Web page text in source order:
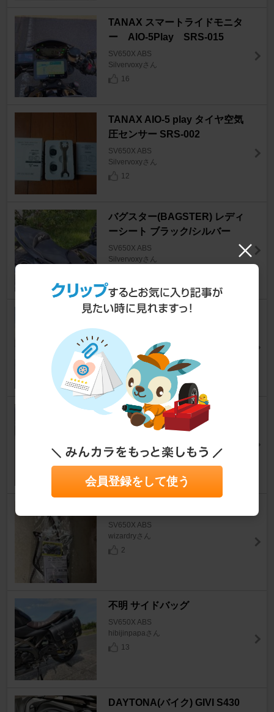
TANAX スマートライドモニタ
ー AIO-5Play SRS-015
SV650X ABS
Silvervoxyさん
16
TANAX AIO-5 play タイヤ空気
圧センサー SRS-002
SV650X ABS
Silvervoxyさん
12
バグスター(BAGSTER) レディ
ーシート ブラック/シルバー
SV650X ABS
Silvervoxyさん
SP忠男 パワーボックスパイプ
SV650X ABS
Silvervoxyさん
16
YSS MZ456 リアショック
SV650X ABS
14
SV650X ABS
wizardryさん
2
不明 サイドバッグ
SV650X ABS
hibijinpapaさん
13
DAYTONA(バイク) GIVI S430
会員登録をして使う